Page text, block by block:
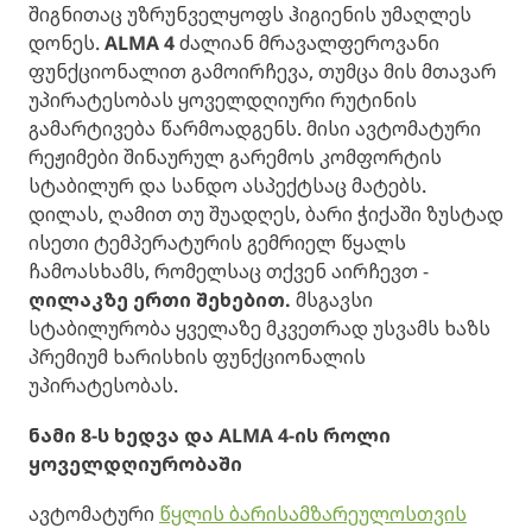
შიგნითაც უზრუნველყოფს ჰიგიენის უმაღლეს
დონეს.ALMA 4ძალიან მრავალფეროვანი
ფუნქციონალით გამოირჩევა, თუმცა მის მთავარ
უპირატესობას ყოველდღიური რუტინის
გამარტივება წარმოადგენს. მისი ავტომატური
რეჟიმები შინაურულ გარემოს კომფორტის
სტაბილურ და სანდო ასპექტსაც მატებს.
დილას, ღამით თუ შუადღეს, ბარი ჭიქაში ზუსტად
ისეთი ტემპერატურის გემრიელ წყალს
ჩამოასხამს, რომელსაც თქვენ აირჩევთ -
ღილაკზე ერთი შეხებით. მსგავსი
სტაბილურობა ყველაზე მკვეთრად უსვამს ხაზს
პრემიუმ ხარისხის ფუნქციონალის
უპირატესობას.
ნამი 8-ს ხედვა და ALMA 4-ის როლი
ყოველდღიურობაში
ავტომატური წყლის ბარისამზარეულოსთვის